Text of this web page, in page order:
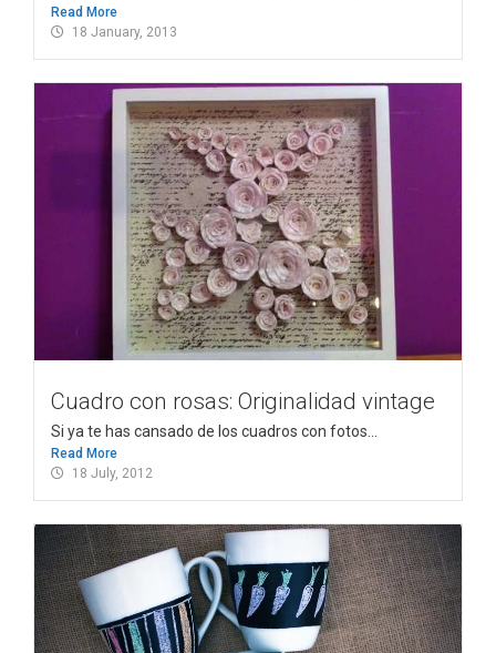
Read More
18 January, 2013
Cuadro con rosas: Originalidad vintage
Si ya te has cansado de los cuadros con fotos...
Read More
18 July, 2012